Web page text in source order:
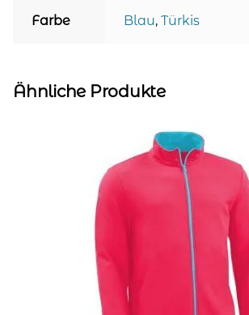
Farbe Blau, Türkis
Ähnliche Produkte